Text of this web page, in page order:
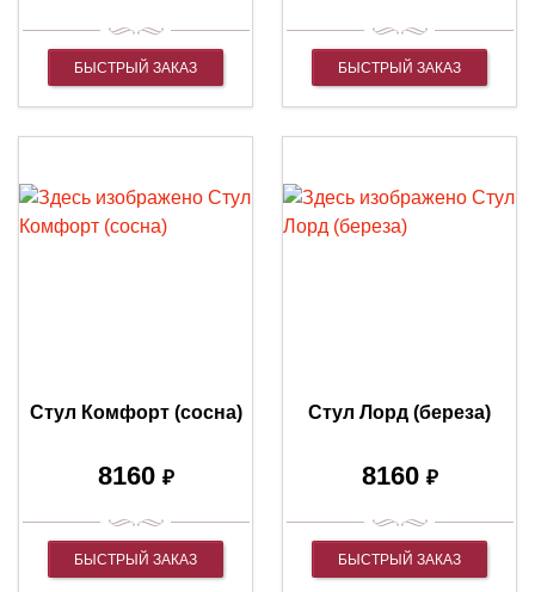
БЫСТРЫЙ ЗАКАЗ БЫСТРЫЙ ЗАКАЗ
Стул Комфорт (сосна)
8160 ₽
БЫСТРЫЙ ЗАКАЗ
Стул Лорд (береза)
8160 ₽
БЫСТРЫЙ ЗАКАЗ